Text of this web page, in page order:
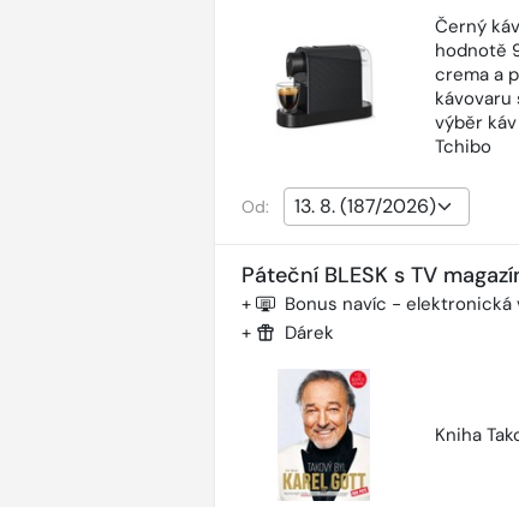
Černý
hodnotě
crema a
kávovaru
výběr
Tchibo
Od:
Páteční BLESK s TV
+ Bonus navíc - elektronická
+ Dárek
Kniha